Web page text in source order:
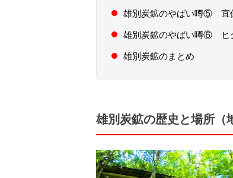
雄別炭鉱のやばい噂⑤ 宜
雄別炭鉱のやばい噂⑥ ヒ
雄別炭鉱のまとめ
雄別炭鉱の歴史と場所（